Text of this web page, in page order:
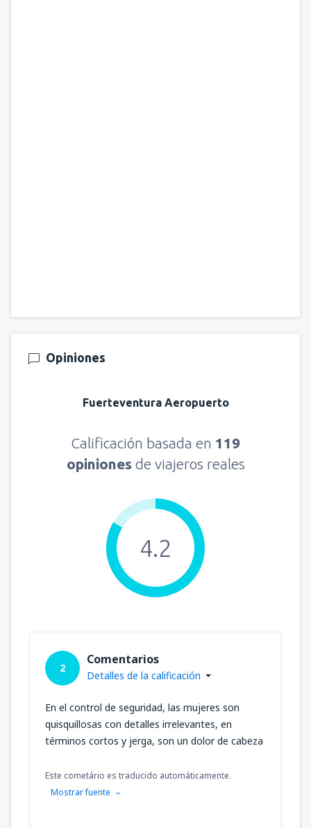
Opiniones
Fuerteventura Aeropuerto
Calificación basada en 119
opiniones de viajeros reales
4.2
2
Comentarios
Detalles de la calificación
En el control de seguridad, las mujeres son
quisquillosas con detalles irrelevantes, en
términos cortos y jerga, son un dolor de cabeza
Este cometário es traducido automáticamente.
Mostrar fuente